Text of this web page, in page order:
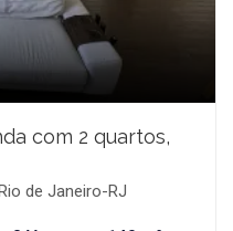
com 2 quartos,
de Janeiro-RJ